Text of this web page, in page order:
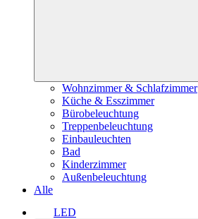
Wohnzimmer & Schlafzimmer
Küche & Esszimmer
Bürobeleuchtung
Treppenbeleuchtung
Einbauleuchten
Bad
Kinderzimmer
Außenbeleuchtung
Alle
LED